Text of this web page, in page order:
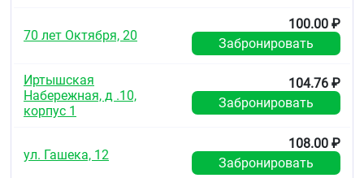
Устройство полимерное с пористым стержнем
(фармограф) по 3, 5 мл.
В защищённом от света месте, при температуре не
ниже 0 °C.
Срок годности
70 лет Октября, 20
100.00 ₽
Забронировать
Иртышская
Набережная, д .10,
корпус 1
104.76 ₽
Забронировать
ул. Гашека, 12
108.00 ₽
Забронировать